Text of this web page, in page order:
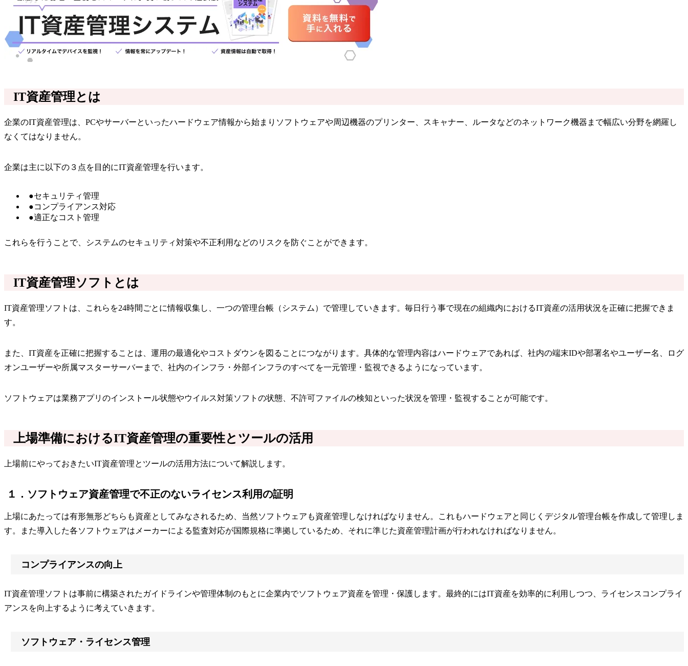
IT資産管理とは
企業のIT資産管理は、PCやサーバーといったハードウェア情報から始まりソフトウェアや周辺機器のプリンター、スキャナー、ルータなどのネットワーク機器まで幅広い分野を網羅し
なくてはなりません。
企業は主に以下の３点を目的にIT資産管理を行います。
●セキュリティ管理
●コンプライアンス対応
●適正なコスト管理
これらを行うことで、システムのセキュリティ対策や不正利用などのリスクを防ぐことができます。
IT資産管理ソフトとは
IT資産管理ソフトは、これらを24時間ごとに情報収集し、一つの管理台帳（システム）で管理していきます。毎日行う事で現在の組織内におけるIT資産の活用状況を正確に把握できま
す。
また、IT資産を正確に把握することは、運用の最適化やコストダウンを図ることにつながります。具体的な管理内容はハードウェアであれば、社内の端末IDや部署名やユーザー名、ログ
オンユーザーや所属マスターサーバーまで、社内のインフラ・外部インフラのすべてを一元管理・監視できるようになっています。
ソフトウェアは業務アプリのインストール状態やウイルス対策ソフトの状態、不許可ファイルの検知といった状況を管理・監視することが可能です。
上場準備におけるIT資産管理の重要性とツールの活用
上場前にやっておきたいIT資産管理とツールの活用方法について解説します。
１．ソフトウェア資産管理で不正のないライセンス利用の証明
上場にあたっては有形無形どちらも資産としてみなされるため、当然ソフトウェアも資産管理しなければなりません。これもハードウェアと同じくデジタル管理台帳を作成して管理しま
す。また導入した各ソフトウェアはメーカーによる監査対応が国際規格に準拠しているため、それに準じた資産管理計画が行われなければなりません。
コンプライアンスの向上
IT資産管理ソフトは事前に構築されたガイドラインや管理体制のもとに企業内でソフトウェア資産を管理・保護します。最終的にはIT資産を効率的に利用しつつ、ライセンスコンプライ
アンスを向上するように考えていきます。
ソフトウェア・ライセンス管理